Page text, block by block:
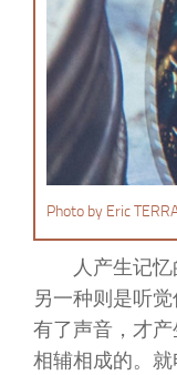
Photo by Eric
人产生记
另一种则是听
有了声音，才
相辅相成的。